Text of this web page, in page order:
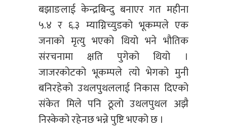
बझाङलाई केन्द्रबिन्दु बनाएर गत महीना
५.४ र ६.३ म्याग्निच्युडको भूकम्पले एक
जनाको मृत्यु भएको थियो भने भौतिक
संरचनामा क्षति पुगेको थियो ।
जाजरकोटको भूकम्पले त्यो भेगको मुनी
बनिरहेको उथलपुथललाई निकास दिएको
संकेत मिले पनि ठूलो उथलपुथल अझै
निस्केको रहेनछ भन्ने पुष्टि भएको छ ।